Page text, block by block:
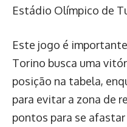
Estádio Olímpico de
Este jogo é
Torino busca uma
posição na tabela,
para evitar a zona de
pontos para se